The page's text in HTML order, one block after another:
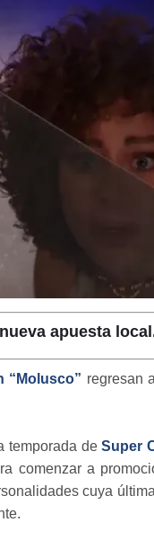
apuesta
“Molusco” regresan
temporada deSuper
comenzar a
cuya